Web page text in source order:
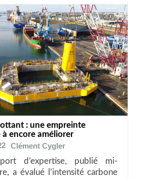
: une empreinte
à encore améliorer
ClémentCygler
d’expertise, publié mi-
a évalué l’intensité carbone